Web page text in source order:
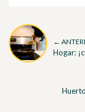
←
Hogar: